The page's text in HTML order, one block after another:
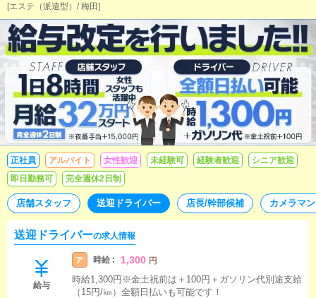
[エステ（派遣型） /梅田]
正社員 アルバイト 女性歓迎 未経験可 経験者歓迎
シニア歓迎
即日勤務可
完全週休2日制
店舗スタッフ 送迎ドライバー 店長/幹部候補 カメラマ
送迎ドライバーの求人情報
給与
ア 時給 : 1,300 円
時給1,300円※金土祝前は＋100円＋ガソリン代別途支給
（15円/㎞）全額日払いも可能です！